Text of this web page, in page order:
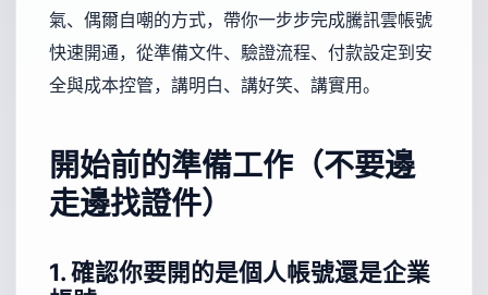
氣、偶爾自嘲的方式，帶你一步步完成騰訊雲帳號
快速開通，從準備文件、驗證流程、付款設定到安
全與成本控管，講明白、講好笑、講實用。
開始前的準備工作（不要邊
走邊找證件）
1. 確認你要開的是個人帳號還是企業